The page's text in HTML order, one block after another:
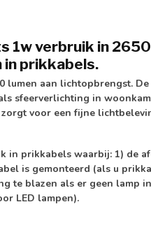
1w verbruik in
in prikkabels.
lumen aan lichtopbrengst.
sfeerverlichting in
voor een fijne
in prikkabels waarbij: 1) de
is gemonteerd (als u
te blazen als er geen lamp
LED lampen).